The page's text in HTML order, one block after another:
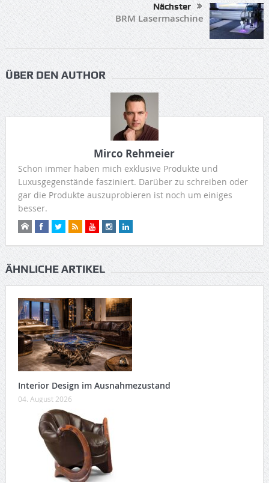
Nächster
BRM Lasermaschine
ÜBER DEN AUTHOR
Mirco Rehmeier
Schon immer haben mich exklusive Produkte und
Luxusgegenstände fasziniert. Darüber zu schreiben oder
gar die Produkte auszuprobieren ist noch um einiges
besser.
ÄHNLICHE ARTIKEL
Interior Design im Ausnahmezustand
04. August 2026